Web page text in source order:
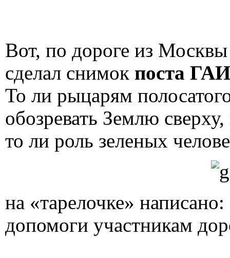
Вот, по дороге из
сделал снимок поста
То ли рыцарям
обозревать Землю
то ли роль зеленых
на «тарелочке»
допомоги участникам